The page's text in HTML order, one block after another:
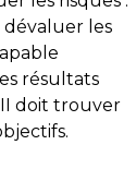
dévaluer les
résultats
doit trouver